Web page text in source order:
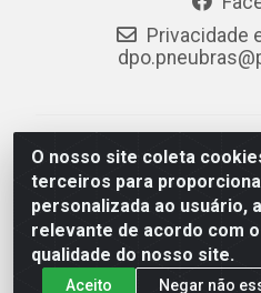
O nosso site coleta
terceiros para
personalizada ao usuário,
relevante de acordo com
qualidade do nosso site.
Aceito Negar não
Privacidade
PneuBras - Rodovia BR-
Jaboatão dos Guararapes/
08.678.386/0001-05 -